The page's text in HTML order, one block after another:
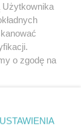
Użytkownika
o zgodę na
. Niektóre
zgody
USTAWIENIA